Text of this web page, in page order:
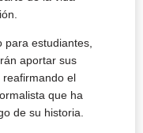
estudiantes,
aportar sus
reafirmando el
que ha
de su historia.